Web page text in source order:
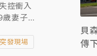
控衝入
歲妻子
突發現場
貝
傳